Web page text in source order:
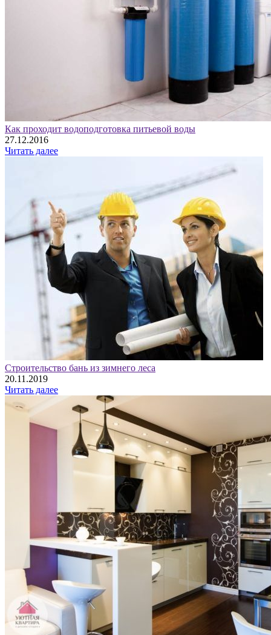
Как проходит водоподготовка питьевой воды
27.12.2016
Читать далее
Строительство бань из зимнего леса
20.11.2019
Читать далее